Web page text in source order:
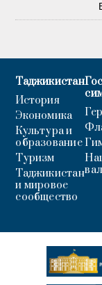
Таджикистан
История
Экономика
Культура и
образование
Туризм
Таджикистан
и мировое
сообщество